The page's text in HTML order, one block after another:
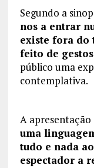
Segundo a
nos a entrar
existe fora do
feito de
público uma
contemplativa.
A apresentação
uma
tudo e nada
espectador a